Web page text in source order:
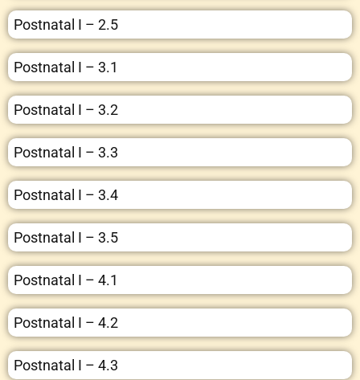
Postnatal I – 2.5
Postnatal I – 3.1
Postnatal I – 3.2
Postnatal I – 3.3
Postnatal I – 3.4
Postnatal I – 3.5
Postnatal I – 4.1
Postnatal I – 4.2
Postnatal I – 4.3